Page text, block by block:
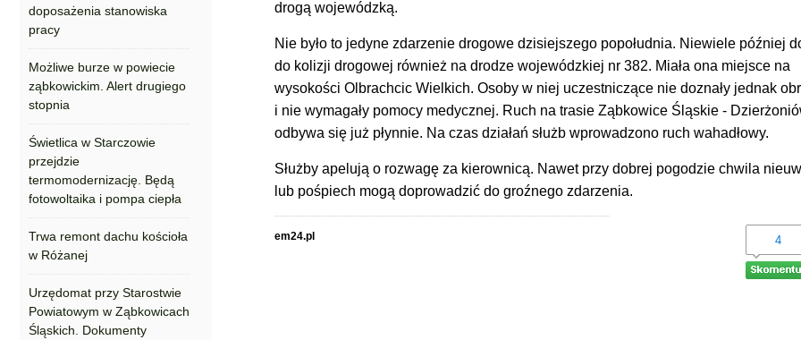
doposażenia stanowiska
pracy
Możliwe burze w powiecie
ząbkowickim. Alert drugiego
stopnia
Świetlica w Starczowie
przejdzie
termomodernizację. Będą
fotowoltaika i pompa ciepła
Trwa remont dachu kościoła
w Różanej
Urzędomat przy Starostwie
Powiatowym w Ząbkowicach
Śląskich. Dokumenty
drogą wojewódzką.
Nie było to jedyne zdarzenie drogowe dzisiejszego popołudnia. Niewiele później
do kolizji drogowej również na drodze wojewódzkiej nr 382. Miała ona miejsce na
wysokości Olbrachcic Wielkich. Osoby w niej uczestniczące nie doznały jednak
i nie wymagały pomocy medycznej. Ruch na trasie Ząbkowice Śląskie -
odbywa się już płynnie. Na czas działań służb wprowadzono ruch wahadłowy.
Służby apelują o rozwagę za kierownicą. Nawet przy dobrej pogodzie chwila
lub pośpiech mogą doprowadzić do groźnego zdarzenia.
em24.pl 4